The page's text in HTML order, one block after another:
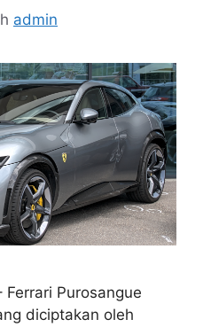
admin
Purosangue
diciptakan oleh